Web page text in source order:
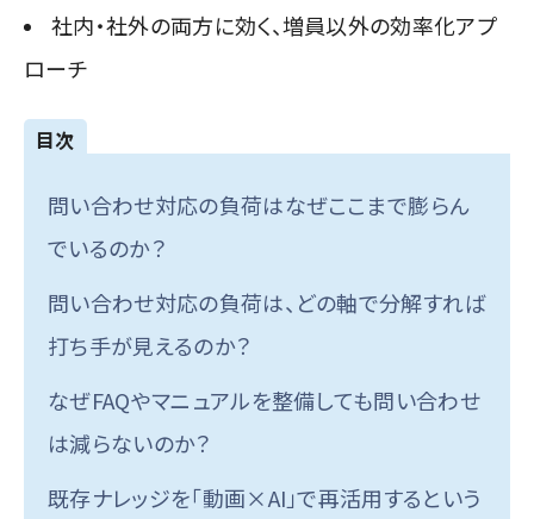
社内・社外の両方に効く、増員以外の効率化アプ
ローチ
目次
問い合わせ対応の負荷はなぜここまで膨らん
でいるのか？
問い合わせ対応の負荷は、どの軸で分解すれば
打ち手が見えるのか？
なぜFAQやマニュアルを整備しても問い合わせ
は減らないのか？
既存ナレッジを「動画×AI」で再活用するという